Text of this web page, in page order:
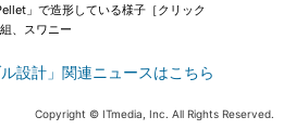
」で造形している様子［クリック
、スワニー
設計」関連ニュースはこちら
Copyright © ITmedia, Inc. All Rights Reserved.